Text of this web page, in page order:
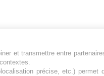
Suivez-nous
et transmettre entre
précise, etc.) permet